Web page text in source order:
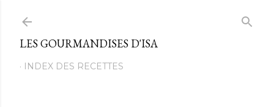
LES GOURMANDISES D'ISA
INDEX DES RECETTES